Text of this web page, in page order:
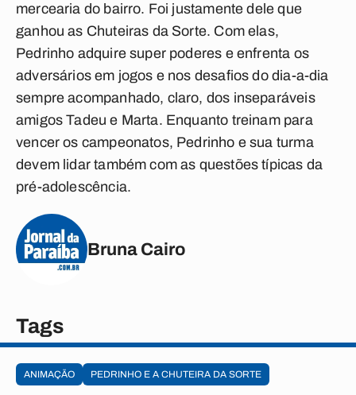
mercearia do bairro. Foi justamente dele que
ganhou as Chuteiras da Sorte. Com elas,
Pedrinho adquire super poderes e enfrenta os
adversários em jogos e nos desafios do dia-a-dia
sempre acompanhado, claro, dos inseparáveis
amigos Tadeu e Marta. Enquanto treinam para
vencer os campeonatos, Pedrinho e sua turma
devem lidar também com as questões típicas da
pré-adolescência.
Bruna Cairo
Tags
ANIMAÇÃO PEDRINHO E A CHUTEIRA DA SORTE